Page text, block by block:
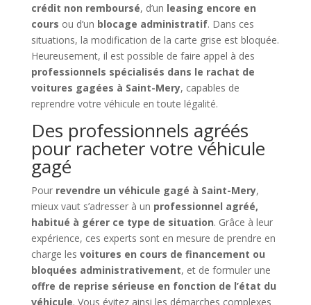
crédit non remboursé, d’un leasing encore en
cours ou d’un blocage administratif. Dans ces
situations, la modification de la carte grise est bloquée.
Heureusement, il est possible de faire appel à des
professionnels spécialisés dans le rachat de
voitures gagées à Saint-Mery, capables de
reprendre votre véhicule en toute légalité.
Des professionnels agréés
pour racheter votre véhicule
gagé
Pour revendre un véhicule gagé à Saint-Mery,
mieux vaut s’adresser à un professionnel agréé,
habitué à gérer ce type de situation. Grâce à leur
expérience, ces experts sont en mesure de prendre en
charge les voitures en cours de financement ou
bloquées administrativement, et de formuler une
offre de reprise sérieuse en fonction de l’état du
véhicule. Vous évitez ainsi les démarches complexes